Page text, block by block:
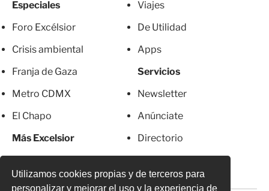
Utilizamos cookies propias y de terceros para
personalizar y mejorar el uso y la experiencia de
Especiales
Foro Excélsior
Crisis ambiental
Franja de Gaza
Metro CDMX
El Chapo
Más Excelsior
Viajes
De Utilidad
Apps
Servicios
Newsletter
Anúnciate
Directorio